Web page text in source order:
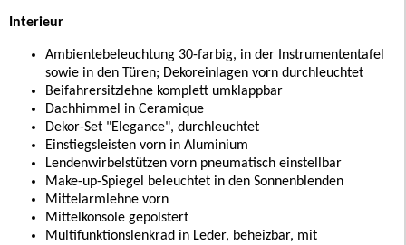
Interieur
Ambientebeleuchtung 30-farbig, in der Instrumententafel
sowie in den Türen; Dekoreinlagen vorn durchleuchtet
Beifahrersitzlehne komplett umklappbar
Dachhimmel in Ceramique
Dekor-Set "Elegance", durchleuchtet
Einstiegsleisten vorn in Aluminium
Lendenwirbelstützen vorn pneumatisch einstellbar
Make-up-Spiegel beleuchtet in den Sonnenblenden
Mittelarmlehne vorn
Mittelkonsole gepolstert
Multifunktionslenkrad in Leder, beheizbar, mit